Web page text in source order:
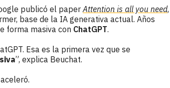
publicó el paper Attention is all you need,
base de la IA generativa actual. Años
forma masiva con ChatGPT.
Esa es la primera vez que se
”, explica Beuchat.